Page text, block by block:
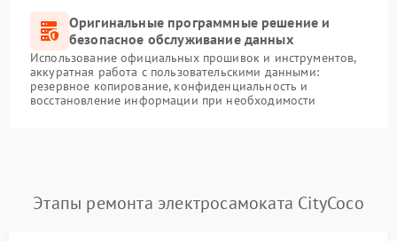
Оригинальные программные решение и
безопасное обслуживание данных
Использование официальных прошивок и инструментов,
аккуратная работа с пользовательскими данными:
резервное копирование, конфиденциальность и
восстановление информации при необходимости
Этапы ремонта электросамоката CityCoco